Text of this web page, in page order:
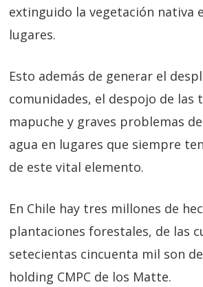
extinguido la vegetación nativa
lugares.
Esto además de generar el
comunidades, el despojo de las
mapuche y graves problemas
agua en lugares que siempre
de este vital elemento.
En Chile hay tres millones de
plantaciones forestales, de las
setecientas cincuenta mil son
holding CMPC de los Matte.